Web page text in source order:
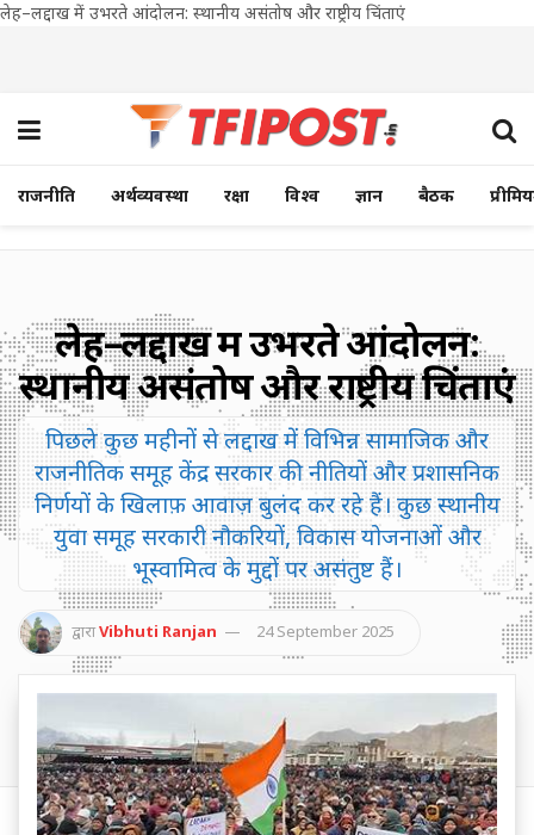
लेह–लद्दाख में उभरते आंदोलन: स्थानीय असंतोष और राष्ट्रीय चिंताएं
राजनीति अर्थव्यवस्था रक्षा विश्व ज्ञान बैठक
लेह–लद्दाख में उभरते आंदोलन:
स्थानीय असंतोष और राष्ट्रीय चिंताएं
पिछले कुछ महीनों से लद्दाख में विभिन्न सामाजिक और
राजनीतिक समूह केंद्र सरकार की नीतियों और प्रशासनिक
निर्णयों के खिलाफ़ आवाज़ बुलंद कर रहे हैं। कुछ स्थानीय
युवा समूह सरकारी नौकरियों, विकास योजनाओं और
भूस्वामित्व के मुद्दों पर असंतुष्ट हैं।
द्वाराVibhuti Ranjan 24 September 2025